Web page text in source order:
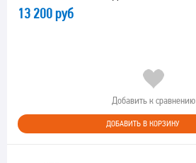
13 200 руб
Добавить к сравнению
ДОБАВИТЬ В КОРЗИНУ